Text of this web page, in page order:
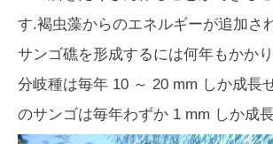
す.褐虫藻からのエネルギーが追加さ
サンゴ礁を形成するには何年もかか
分岐種は毎年 10 ～ 20 mm しか成長
のサンゴは毎年わずか 1 mm しか成長